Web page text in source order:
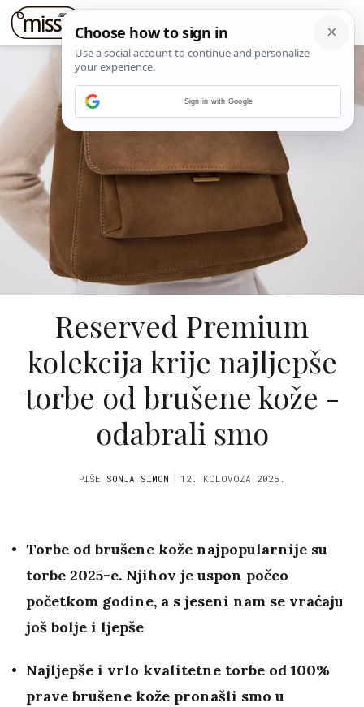
Reserved Premium
kolekcija krije najljepše
torbe od brušene kože -
odabrali smo
PIŠE SONJA SIMON 12. KOLOVOZA 2025.
Torbe od brušene kože najpopularnije su
torbe 2025-e. Njihov je uspon počeo
početkom godine, a s jeseni nam se vraćaju
još bolje i ljepše
Najljepše i vrlo kvalitetne torbe od 100%
prave brušene kože pronašli smo u
Sign in with Google